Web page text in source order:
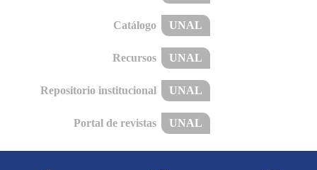
Catálogo UNAL
Recursos UNAL
Repositorio institucional UNAL
Portal de revistas UNAL